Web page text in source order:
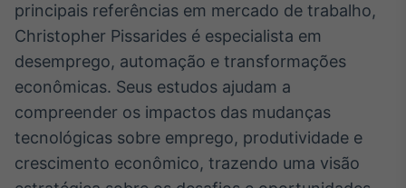
Conteúdos e
dados para
displays e telas
Broadcast
Curadoria
Curadoria de
conteúdos
noticiosos
principais referências em mercado de trabalho,
Christopher Pissarides é especialista em
desemprego, automação e transformações
econômicas. Seus estudos ajudam a
compreender os impactos das mudanças
tecnológicas sobre emprego, produtividade e
crescimento econômico, trazendo uma visão